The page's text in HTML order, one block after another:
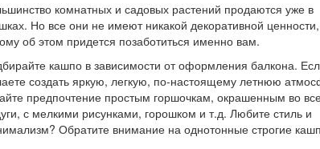
комнатных и садовых растений продаются уже в
Но все они не имеют никакой декоративной
об этом придется позаботиться именно вам.
кашпо в зависимости от оформления балкона.
создать яркую, легкую, по-настоящему летнюю
предпочтение простым горшочкам, окрашенным во
с мелкими рисунками, горошком и т.д. Любите стиль и
Обратите внимание на однотонные строгие